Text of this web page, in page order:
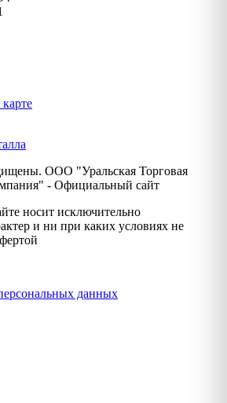
ООО "Уральская Торговая
- Официальный сайт
носит исключительно
и ни при каких условиях не
данных